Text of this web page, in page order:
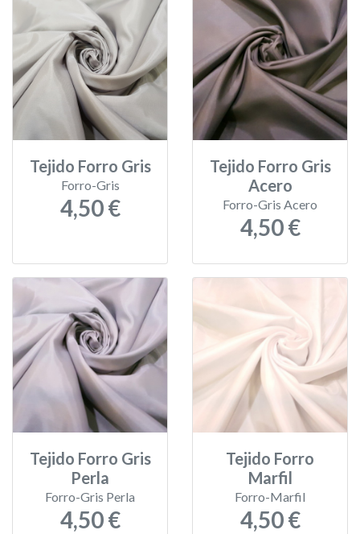
Tejido Forro Gris
Forro-Gris
4,50 €
Tejido Forro Gris
Acero
Forro-Gris Acero
4,50 €
Tejido Forro Gris
Perla
Forro-Gris Perla
4,50 €
Tejido Forro
Marfil
Forro-Marfil
4,50 €